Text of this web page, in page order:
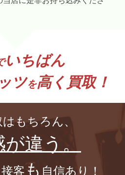
いちばん
ツを高く買取！
もちろん、
違う。
客 も 自信あり！